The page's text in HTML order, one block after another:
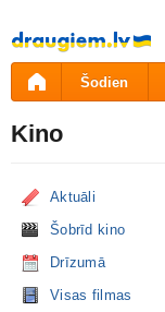
Pāriet
uz
saturu
Šodien
Kino
Aktuāli
Šobrīd kino
Drīzumā
Visas filmas